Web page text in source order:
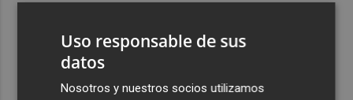
hemos entrenado"
Controlado el incendio en Sierra Engarcerán (Castellón)
Uso responsable de sus
datos
Nosotros y nuestros socios utilizamos